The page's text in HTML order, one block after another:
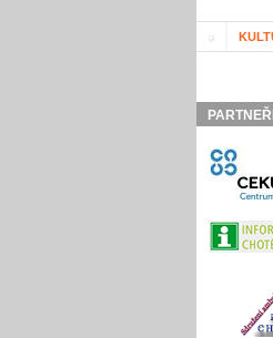
PARTNEŘI